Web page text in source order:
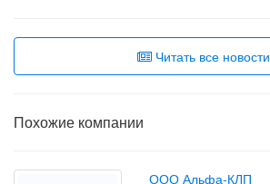
Читать все новости
Похожие компании
ООО Альфа-КЛП